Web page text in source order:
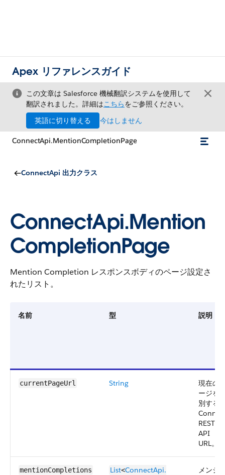
Apex リファレンスガイド
この文章は Salesforce 機械翻訳システムを使用して
翻訳されました。詳細はこちらをご参照ください。
英語に切り替える
今はしません
ConnectApi.MentionCompletionPage
ConnectApi 出力クラス
ConnectApi.Mention
CompletionPage
Mention Completion レスポンスボディのページ設定さ
れたリスト。
名前 型 説明
currentPageUrl String
現在の
ージを
別する
REST
API
URL。
mentionCompletions List<ConnectApi.​
メンシ